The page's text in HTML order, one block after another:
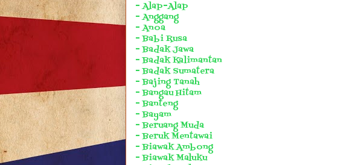
- Alap-Alap
- Anggang
- Anoa
- Babi Rusa
- Badak Jawa
- Badak Kalimantan
- Badak Sumatera
- Bajing Tanah
- Bangau Hitam
- Banteng
- Bayam
- Beruang Muda
- Beruk Mentawai
- Biawak Ambong
- Biawak Maluku